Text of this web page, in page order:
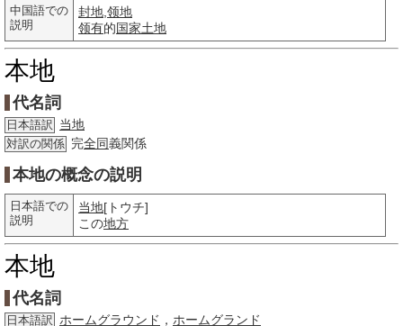
中国語での
説明
封地 领地
领有的国家土地
本地
代名詞
日本語訳 当地
対訳の関係 完全同義関係
本地の概念の説明
日本語での
説明
当地[トウチ]
この地方
本地
代名詞
日本語訳 ホームグラウンド ， ホームグランド